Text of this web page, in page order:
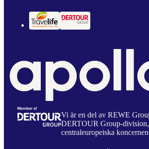
Vi är en del av REWE
DERTOUR Group-division,
centraleuropeiska